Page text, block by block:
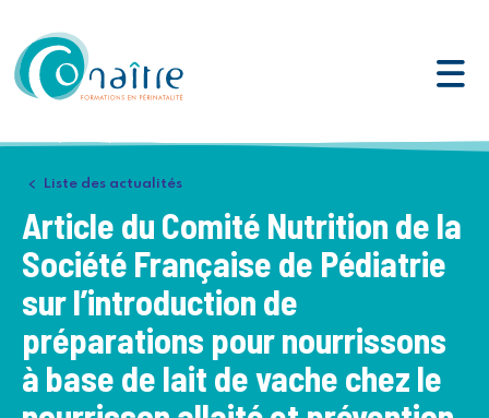
Liste des actualités
Article du Comité Nutrition de la
Société Française de Pédiatrie
sur l’introduction de
préparations pour nourrissons
à base de lait de vache chez le